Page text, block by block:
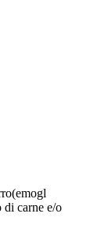
di carne e/o